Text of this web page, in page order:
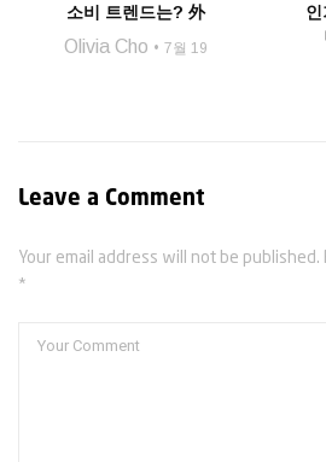
소비 트렌드는? 外
Olivia Cho 7월 19
Leave a Comment
Your email address will not be
*